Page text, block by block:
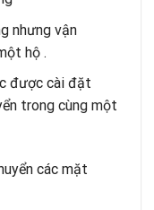
nhưng vận
hộ .
được cài đặt
trong cùng một
các mặt